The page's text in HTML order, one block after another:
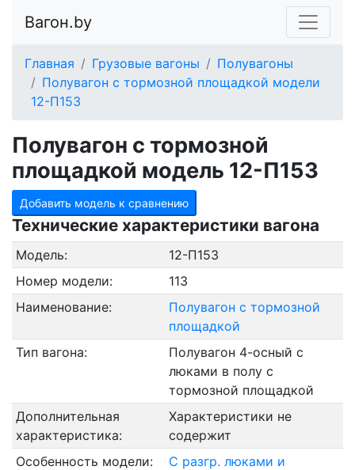
Вагон.by
Главная Грузовые вагоны
Полувагоны
Полувагон с тормозной площадкой модели
12-П153
Полувагон с тормозной
площадкой модель 12-П153
Добавить модель к сравнению
Технические характеристики вагона
Модель:
12-П153
Номер модели:
113
Наименование:
Полувагон с тормозной
площадкой
Тип вагона:
Полувагон 4-осный с
люками в полу с
тормозной площадкой
Дополнительная
характеристика:
Характеристики не
содержит
Особенность модели:
С разгр. люками и